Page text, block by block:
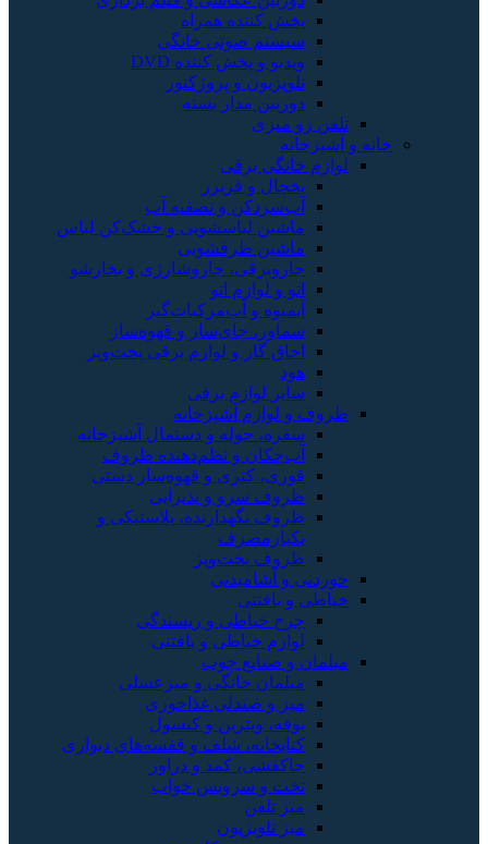
پخش کننده همراه
سیستم صوتی خانگی
ویدیو و پخش کننده DVD
تلویزیون و پروژکتور
دوربین مدار بسته
تلفن رو میزی
خانه و آشپزخانه
لوازم خانگی برقی
یخچال و فریزر
آب‌سردکن و تصفیه آب
ماشین لباسشویی و خشک‌کن لباس
ماشین ظرفشویی
جاروبرقی، جاروشارژی و بخارشو
اتو و لوازم اتو
آبمیوه و آب‌مرکبات‌گیر
سماور، چای‌ساز و قهوه‌ساز
اجاق گاز و لوازم برقی پخت‌وپز
هود
سایر لوازم برقی
ظروف و لوازم آشپزخانه
سفره، حوله و دستمال آشپزخانه
آب‌چکان و نظم‌دهنده ظروف
قوری، کتری و قهوه‌ساز دستی
ظروف سرو و پذیرایی
ظروف نگهدارنده، پلاستیکی و
یکبارمصرف
ظروف پخت‌وپز
خوردنی و آشامیدنی
خیاطی و بافتنی
چرخ خیاطی و ریسندگی
لوازم خیاطی و بافتنی
مبلمان و صنایع چوب
مبلمان خانگی و میزعسلی
میز و صندلی غذاخوری
بوفه، ویترین و کنسول
کتابخانه، شلف و قفسه‌های دیواری
جاکفشی، کمد و دراور
تخت و سرویس خواب
میز تلفن
میز تلویزیون